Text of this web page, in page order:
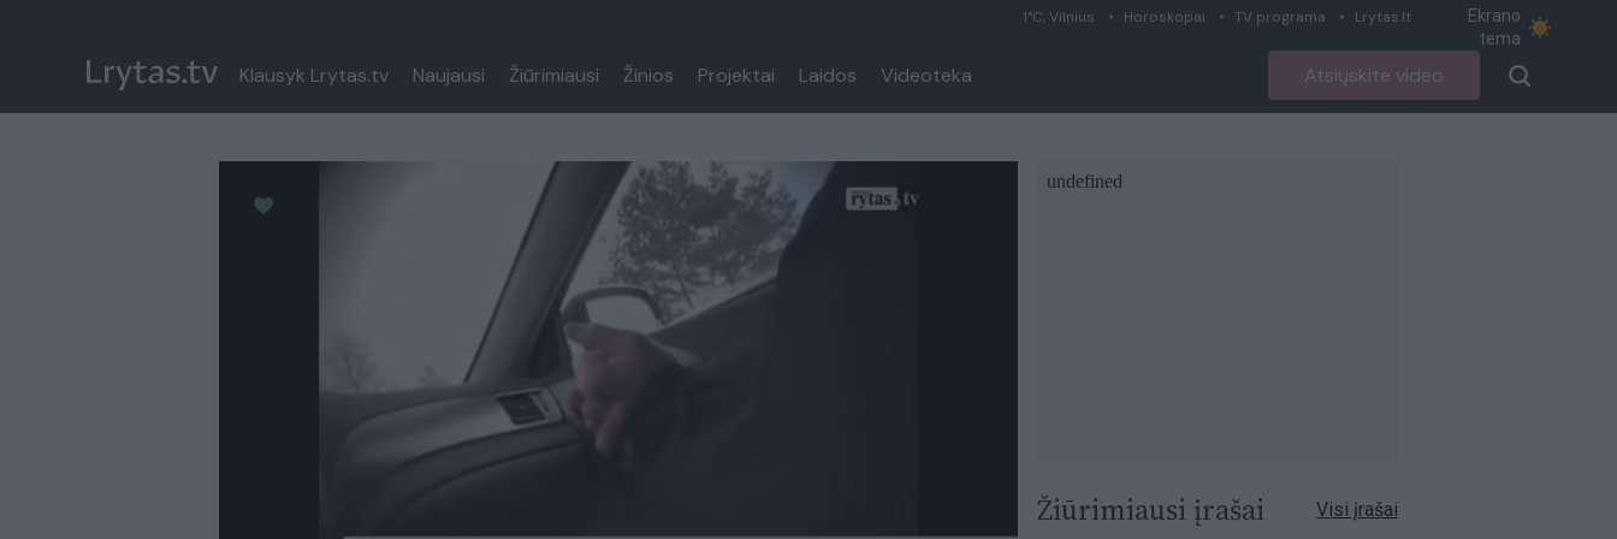
1°C, Vilnius Horoskopai TV programa Lrytas.lt
Ekrano
tema
Klausyk Lrytas.tv Naujausi Žiūrimiausi Žinios Projektai Laidos Videoteka Atsiųskite video
Žiūrimiausi įrašai Visi įrašai